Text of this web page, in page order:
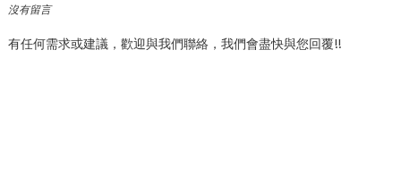
沒有留言
有任何需求或建議，歡迎與我們聯絡，我們會盡快與您回覆!!